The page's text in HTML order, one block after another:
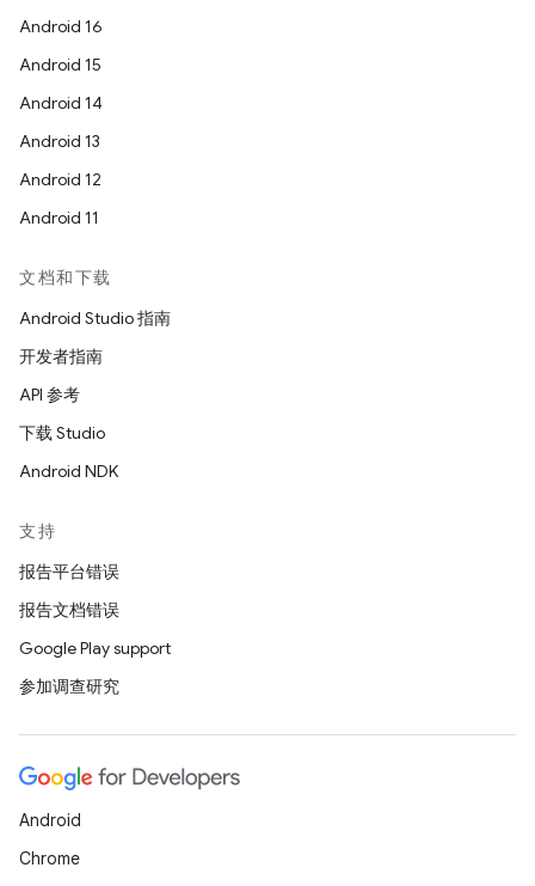
Android 16
Android 15
Android 14
Android 13
Android 12
Android 11
文档和下载
Android Studio 指南
开发者指南
API 参考
下载 Studio
Android NDK
支持
报告平台错误
报告文档错误
Google Play support
参加调查研究
Android
Chrome